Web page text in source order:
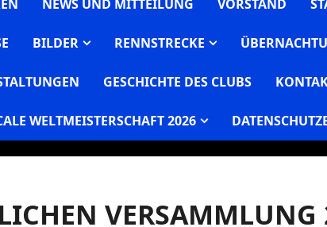
NEWS UND MITTEILUNG VORSTAND
BILDER RENNSTRECKE
GESCHICHTE DES CLUBS
WELTMEISTERSCHAFT 2026
VERSAMMLUNG